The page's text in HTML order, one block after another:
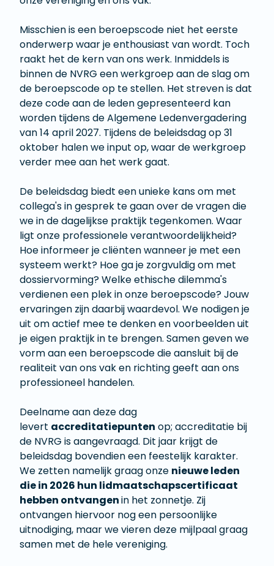
Misschien is een beroepscode niet het eerste
onderwerp waar je enthousiast van wordt. Toch
raakt het de kern van ons werk. Inmiddels is
binnen de NVRG een werkgroep aan de slag om
de beroepscode op te stellen. Het streven is dat
deze code aan de leden gepresenteerd kan
worden tijdens de Algemene Ledenvergadering
van 14 april 2027. Tijdens de beleidsdag op 31
oktober halen we input op, waar de werkgroep
verder mee aan het werk gaat.
De beleidsdag biedt een unieke kans om met
collega's in gesprek te gaan over de vragen die
we in de dagelijkse praktijk tegenkomen. Waar
ligt onze professionele verantwoordelijkheid?
Hoe informeer je cliënten wanneer je met een
systeem werkt? Hoe ga je zorgvuldig om met
dossiervorming? Welke ethische dilemma's
verdienen een plek in onze beroepscode? Jouw
ervaringen zijn daarbij waardevol. We nodigen je
uit om actief mee te denken en voorbeelden uit
je eigen praktijk in te brengen. Samen geven we
vorm aan een beroepscode die aansluit bij de
realiteit van ons vak en richting geeft aan ons
professioneel handelen.
Deelname aan deze dag
levert accreditatiepunten op; accreditatie bij
de NVRG is aangevraagd. Dit jaar krijgt de
beleidsdag bovendien een feestelijk karakter.
We zetten namelijk graag onze nieuwe leden
die in 2026 hun lidmaatschapscertificaat
hebben ontvangenin het zonnetje. Zij
ontvangen hiervoor nog een persoonlijke
uitnodiging, maar we vieren deze mijlpaal graag
samen met de hele vereniging.